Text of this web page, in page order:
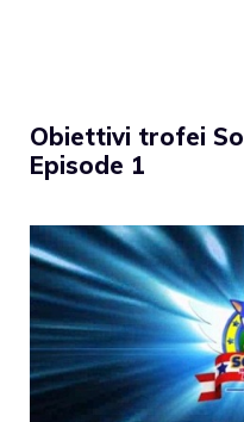
Obiettivi trofei
Episode 1